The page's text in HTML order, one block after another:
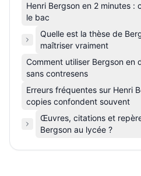
Henri Bergson en 2 minutes :
le bac
Quelle est la thèse de
maîtriser vraiment
Comment utiliser Bergson en
sans contresens
Erreurs fréquentes sur Henri
copies confondent souvent
Œuvres, citations et
Bergson au lycée ?